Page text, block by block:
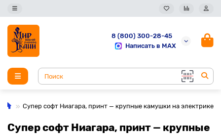
8 (800) 300-28-45
Написать в MAX
Супер софт Ниагара, принт — крупные камушки на электрике
Супер софт Ниагара, принт — крупные